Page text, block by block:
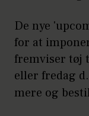
De nye
for at
fremviser tøj
eller fredag
mere og